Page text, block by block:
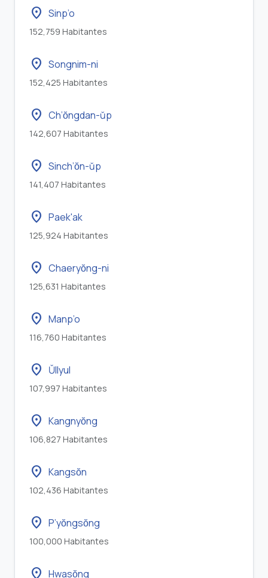
location_on Sinp’o
152,759 Habitantes
location_on Songnim-ni
152,425 Habitantes
location_on Ch’ŏngdan-ŭp
142,607 Habitantes
location_on Sinch’ŏn-ŭp
141,407 Habitantes
location_on Paek'ak
125,924 Habitantes
location_on Chaeryŏng-ni
125,631 Habitantes
location_on Manp’o
116,760 Habitantes
location_on Ŭllyul
107,997 Habitantes
location_on Kangnyŏng
106,827 Habitantes
location_on Kangsŏn
102,436 Habitantes
location_on P’yŏngsŏng
100,000 Habitantes
location_on Hwasŏng